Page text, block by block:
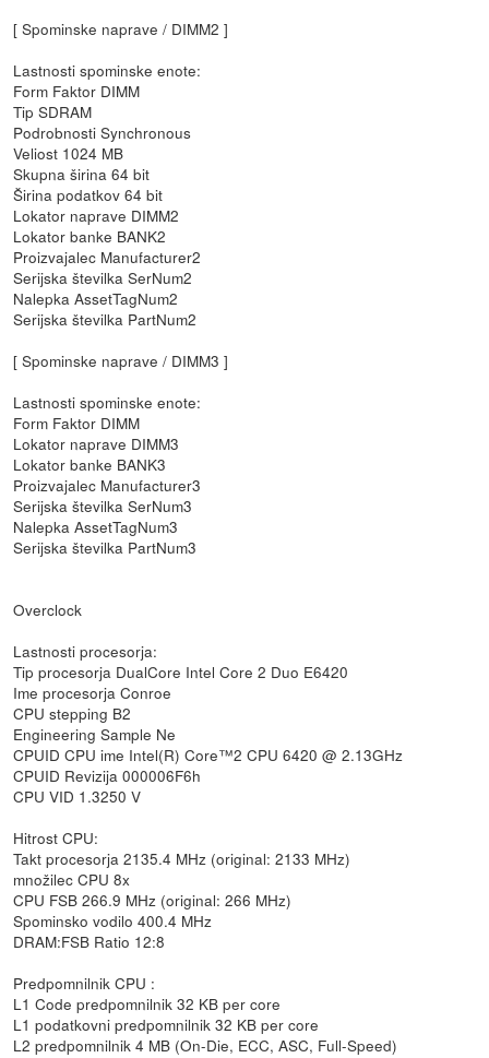
[ Spominske naprave / DIMM2 ]
Lastnosti spominske enote:
Form Faktor DIMM
Tip SDRAM
Podrobnosti Synchronous
Veliost 1024 MB
Skupna širina 64 bit
Širina podatkov 64 bit
Lokator naprave DIMM2
Lokator banke BANK2
Proizvajalec Manufacturer2
Serijska številka SerNum2
Nalepka AssetTagNum2
Serijska številka PartNum2
[ Spominske naprave / DIMM3 ]
Lastnosti spominske enote:
Form Faktor DIMM
Lokator naprave DIMM3
Lokator banke BANK3
Proizvajalec Manufacturer3
Serijska številka SerNum3
Nalepka AssetTagNum3
Serijska številka PartNum3
Overclock
Lastnosti procesorja:
Tip procesorja DualCore Intel Core 2 Duo E6420
Ime procesorja Conroe
CPU stepping B2
Engineering Sample Ne
CPUID CPU ime Intel(R) Core™2 CPU 6420 @ 2.13GHz
CPUID Revizija 000006F6h
CPU VID 1.3250 V
Hitrost CPU:
Takt procesorja 2135.4 MHz (original: 2133 MHz)
množilec CPU 8x
CPU FSB 266.9 MHz (original: 266 MHz)
Spominsko vodilo 400.4 MHz
DRAM:FSB Ratio 12:8
Predpomnilnik CPU :
L1 Code predpomnilnik 32 KB per core
L1 podatkovni predpomnilnik 32 KB per core
L2 predpomnilnik 4 MB (On-Die, ECC, ASC, Full-Speed)